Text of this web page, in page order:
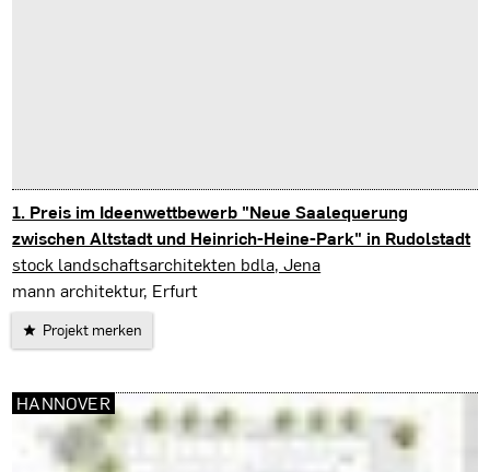
1. Preis im Ideenwettbewerb "Neue Saalequerung
zwischen Altstadt und Heinrich-Heine-Park" in Rudolstadt
Rudolstadt
stock landschaftsarchitekten bdla, Jena
mann architektur, Erfurt
Projekt merken
HANNOVER